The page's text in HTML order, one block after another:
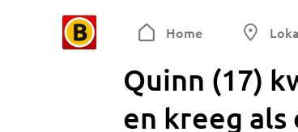
Home
Quinn (17)
en kreeg